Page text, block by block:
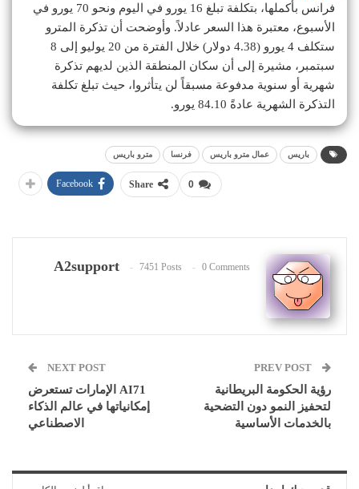
فرانس بأكملها، بتكلفة تبلغ 16 يورو في اليوم ونحو 70 يورو في
الأسبوع، معتبرة هذا السعر عادلاً. وأوضحت أن تذكرة المترو
ستكلف 4 يورو (4.38 دولار) خلال الفترة من 20 يوليو إلى 8
سبتمبر، مشيرة إلى أن سكان المنطقة الذين لديهم تذكرة
شهرية أو سنوية مدفوعة مسبقاً لن يتأثروا، حيث تبلغ تكلفة
التذكرة الشهرية عادةً 84.10 يورو.
باريس عمال مترو باريس فرنسا مترو باريس
0
Share
Facebook
A2support 7451 Posts 0 Comments
رؤية الحكومة البريطانية
لتحفيز النمو دون التضحية
بالخدمات الأساسية
NEXT POST
AI71 الإمارات تستعرض
إمكانياتها في عالم الذكاء
الاصطناعي